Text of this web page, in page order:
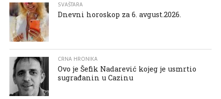
SVAŠTARA
Dnevni horoskop za 6. avgust.2026.
CRNA HRONIKA
Ovo je Šefik Nadarević kojeg je usmrtio
sugrađanin u Cazinu